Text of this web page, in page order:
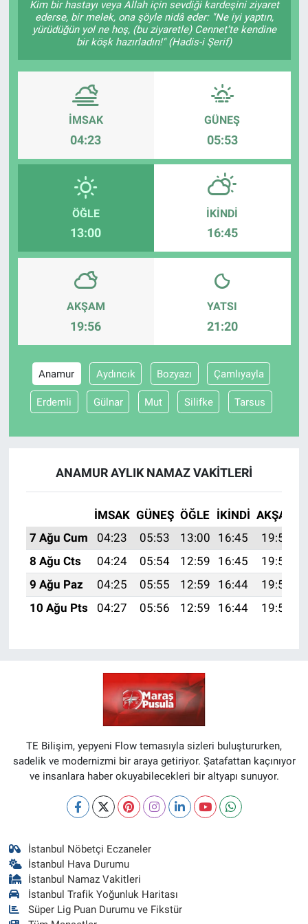
Kim bir hastayı veya Allah için sevdiği kardeşini ziyaret
ederse, bir melek, ona şöyle nidâ eder: "Ne iyi yaptın,
yürüdüğün yol ne hoş, (bu ziyaretle) Cennet’te kendine
bir köşk hazırladın!" (Hadis-i Şerif)
İMSAK
04:23
GÜNEŞ
05:53
ÖĞLE
13:00
İKINDI
16:45
AKŞAM
19:56
YATSI
21:20
Anamur Aydıncık Bozyazı Çamlıyayla
Erdemli Gülnar Mut Silifke Tarsus
ANAMUR AYLIK NAMAZ VAKITLERI
İMSAK GÜNEŞ ÖĞLE İKINDI AKŞAM
7 Ağu Cum
04:23 05:53 13:00 16:45 19:56
8 Ağu Cts
04:24 05:54 12:59 16:45 19:55
9 Ağu Paz
04:25 05:55 12:59 16:44 19:54
10 Ağu Pts
04:27 05:56 12:59 16:44 19:53
TE Bilişim, yepyeni Flow temasıyla sizleri buluştururken,
sadelik ve modernizmi bir araya getiriyor. Şatafattan kaçınıyor
ve insanlara haber okuyabilecekleri bir altyapı sunuyor.
İstanbul Nöbetçi Eczaneler
İstanbul Hava Durumu
İstanbul Namaz Vakitleri
İstanbul Trafik Yoğunluk Haritası
Süper Lig Puan Durumu ve Fikstür
TEKNOLOJİ
Dünya
Bilim, Teknoloji
ASAYİŞ
ÇEVRE
HABERDE İNSAN
EĞİTİM
Güvenlik
Bölge